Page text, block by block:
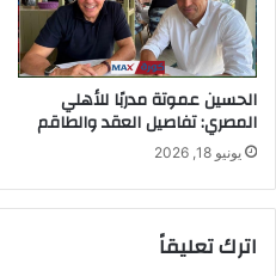
الحسين عموتة مدربًا للأهلي
المصري: تفاصيل العقد والطاقم
يونيو 18, 2026
اترك تعليقاً